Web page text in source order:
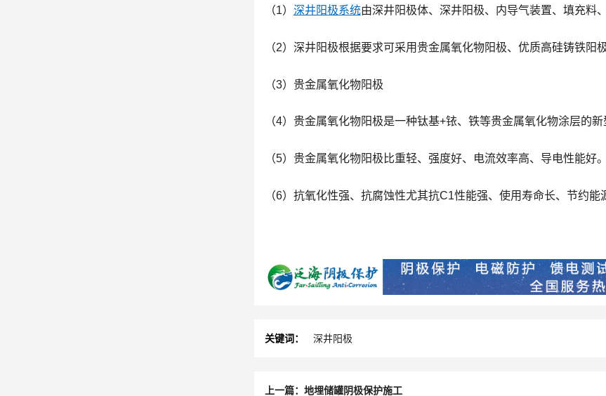
（1） 深井阳极系统由深井阳极体、深井阳极、内导气装置、填充料
（2）深井阳极根据要求可采用贵金属氧化物阳极、优质高硅铸铁阳极
（3）贵金属氧化物阳极
（4）贵金属氧化物阳极是一种钛基+铱、铁等贵金属氧化物涂层的新
（5）贵金属氧化物阳极比重轻、强度好、电流效率高、导电性能好。
（6）抗氧化性强、抗腐蚀性尤其抗C1性能强、使用寿命长、节约能
关键词： 深井阳极
上一篇：地埋储罐阴极保护施工